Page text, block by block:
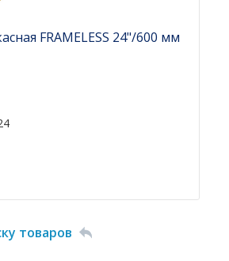
FRAMELESS 24"/600 мм
товаров